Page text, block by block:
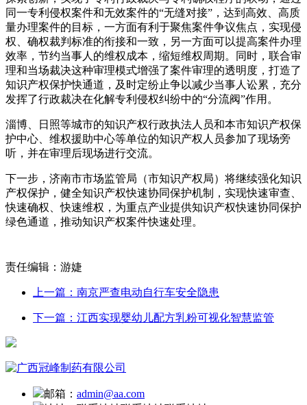
同一专利侵权案件和无效案件的“无缝对接”，达到高效、高质
量办理案件的目标，一方面有利于聚焦案件争议焦点，实现侵
权、确权裁判标准的衔接和一致，另一方面可以提高案件办理
效率，节约当事人的维权成本，缩短维权周期。同时，联合审
理和当场裁决这种审理模式增强了案件审理的透明度，打造了
知识产权保护快通道，及时定纷止争以减少当事人讼累，充分
发挥了行政裁决在化解专利侵权纠纷中的“分流阀”作用。
淄博、日照等城市的知识产权行政执法人员和本市知识产权保
护中心、维权援助中心等单位的知识产权人员参加了现场旁
听，并在审理后现场进行交流。
下一步，济南市市场监管局（市知识产权局）将继续强化知识
产权保护，健全知识产权快速协同保护机制，实现快速审查、
快速确权、快速维权，为重点产业提供知识产权快速协同保护
绿色通道，推动知识产权案件快速处理。
责任编辑：游婕
上一篇：南京严查电动自行车安全隐患
下一篇：江西实现婴幼儿配方乳粉可视化智慧监管
邮箱： admin@aa.com